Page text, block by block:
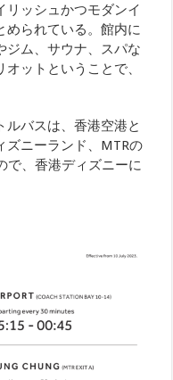
リッシュかつモダンイ
められている。館内に
ジム、サウナ、スパな
ットということで、
ルバスは、香港空港と
ズニーランド、MTRの
で、香港ディズニーに